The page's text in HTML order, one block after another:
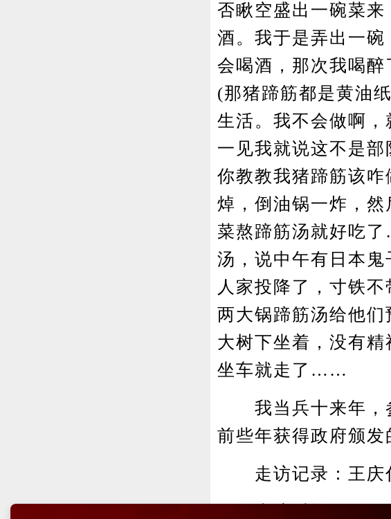
否瞅空盛出一碗菜
酒。我于是弄出一
会喝酒，那次我喝醉
(那猪蹄筋都是黄油
生活。我不会做啊
一见我就说这不是部
你教教我猪蹄筋该
焯，倒油锅一炸，
菜熬蹄筋汤就好吃
汤，说中午有日本鬼
人家投降了，寸铁
两大锅蹄筋汤给他
大树下坐着，没有
坐车就走了……
我当兵十来年，参
前些年获得政府颁发
走访记录：王庆